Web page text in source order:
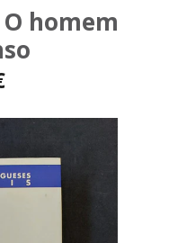
homem